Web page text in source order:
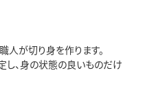
人が切り身を作ります。
し、身の状態の良いものだけ